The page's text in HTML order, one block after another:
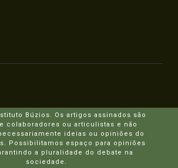
Búzios. Os artigos assinados são
colaboradores ou articulistas e não
ideias ou opiniões do
Possibilitamos espaço para opiniões
a pluralidade do debate na
sociedade.